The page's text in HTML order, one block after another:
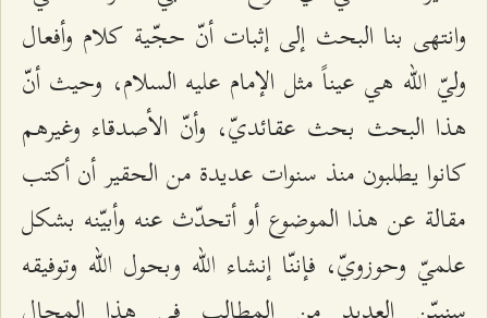
وانتهى بنا البحث إلى إثبات أنّ حجّية كلام وأفعال
وليّ الله هي عيناً مثل الإمام عليه السلام، وحيث أنّ
هذا البحث بحث عقائديّ، وأنّ الأصدقاء وغيرهم
كانوا يطلبون منذ سنوات عديدة من الحقير أن أكتب
مقالة عن هذا الموضوع أو أتحدّث عنه وأبيّنه بشكل
علميّ وحوزويّ، فإننّا إنشاء الله وبحول الله وتوفيقه